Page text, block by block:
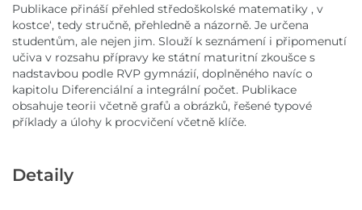
Publikace přináší přehled středoškolské matematiky , v
kostce‘, tedy stručně, přehledně a názorně. Je určena
studentům, ale nejen jim. Slouží k seznámení i připomenutí
učiva v rozsahu přípravy ke státní maturitní zkoušce s
nadstavbou podle RVP gymnázií, doplněného navíc o
kapitolu Diferenciální a integrální počet. Publikace
obsahuje teorii včetně grafů a obrázků, řešené typové
příklady a úlohy k procvičení včetně klíče.
Detaily